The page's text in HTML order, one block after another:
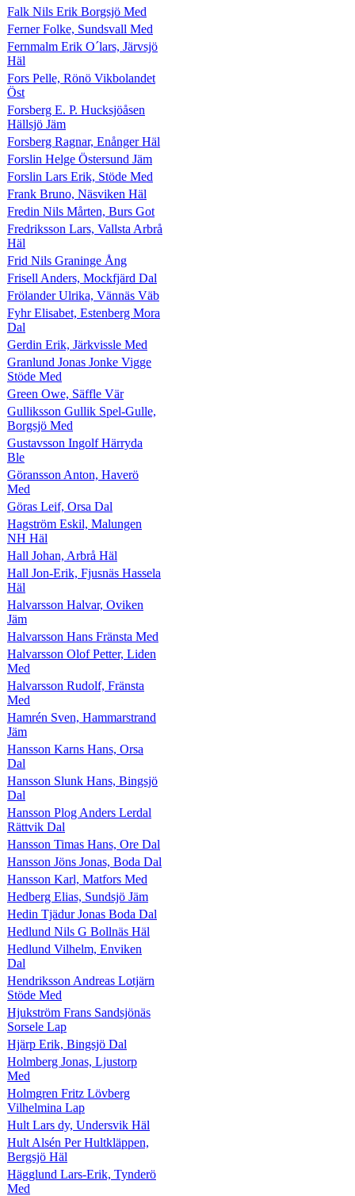
Falk Nils Erik Borgsjö Med
Ferner Folke, Sundsvall Med
Fernmalm Erik O´lars, Järvsjö
Häl
Fors Pelle, Rönö Vikbolandet
Öst
Forsberg E. P. Hucksjöåsen
Hällsjö Jäm
Forsberg Ragnar, Enånger Häl
Forslin Helge Östersund Jäm
Forslin Lars Erik, Stöde Med
Frank Bruno, Näsviken Häl
Fredin Nils Mårten, Burs Got
Fredriksson Lars, Vallsta Arbrå
Häl
Frid Nils Graninge Ång
Frisell Anders, Mockfjärd Dal
Frölander Ulrika, Vännäs Väb
Fyhr Elisabet, Estenberg Mora
Dal
Gerdin Erik, Järkvissle Med
Granlund Jonas Jonke Vigge
Stöde Med
Green Owe, Säffle Vär
Gulliksson Gullik Spel-Gulle,
Borgsjö Med
Gustavsson Ingolf Härryda
Ble
Göransson Anton, Haverö
Med
Göras Leif, Orsa Dal
Hagström Eskil, Malungen
NH Häl
Hall Johan, Arbrå Häl
Hall Jon-Erik, Fjusnäs Hassela
Häl
Halvarsson Halvar, Oviken
Jäm
Halvarsson Hans Fränsta Med
Halvarsson Olof Petter, Liden
Med
Halvarsson Rudolf, Fränsta
Med
Hamrén Sven, Hammarstrand
Jäm
Hansson Karns Hans, Orsa
Dal
Hansson Slunk Hans, Bingsjö
Dal
Hansson Plog Anders Lerdal
Rättvik Dal
Hansson Timas Hans, Ore Dal
Hansson Jöns Jonas, Boda Dal
Hansson Karl, Matfors Med
Hedberg Elias, Sundsjö Jäm
Hedin Tjädur Jonas Boda Dal
Hedlund Nils G Bollnäs Häl
Hedlund Vilhelm, Enviken
Dal
Hendriksson Andreas Lotjärn
Stöde Med
Hjukström Frans Sandsjönäs
Sorsele Lap
Hjärp Erik, Bingsjö Dal
Holmberg Jonas, Ljustorp
Med
Holmgren Fritz Lövberg
Vilhelmina Lap
Hult Lars dy, Undersvik Häl
Hult Alsén Per Hultkläppen,
Bergsjö Häl
Hägglund Lars-Erik, Tynderö
Med